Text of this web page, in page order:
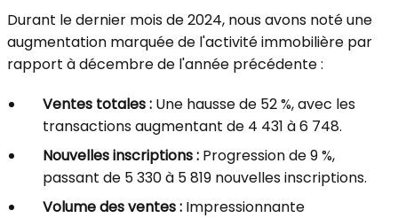
Durant le dernier mois de 2024, nous avons noté une
augmentation marquée de l'activité immobilière par
rapport à décembre de l'année précédente :
Ventes totales : Une hausse de 52 %, avec les
transactions augmentant de 4 431 à 6 748.
Nouvelles inscriptions : Progression de 9 %,
passant de 5 330 à 5 819 nouvelles inscriptions.
Volume des ventes : Impressionnante